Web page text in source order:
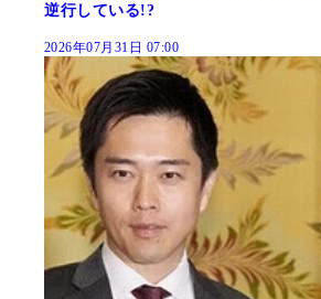
逆行している!?
2026年07月31日 07:00